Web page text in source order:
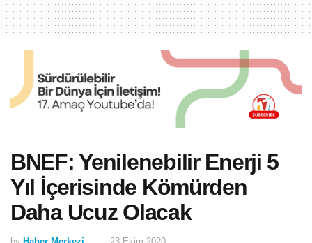
BNEF: Yenilenebilir Enerji 5
Yıl İçerisinde Kömürden
Daha Ucuz Olacak